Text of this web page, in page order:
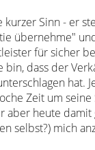
kurzer Sinn - er
übernehme"
für sicher
bin, dass der
hat.
Zeit um
aber heute damit
selbst?) mich